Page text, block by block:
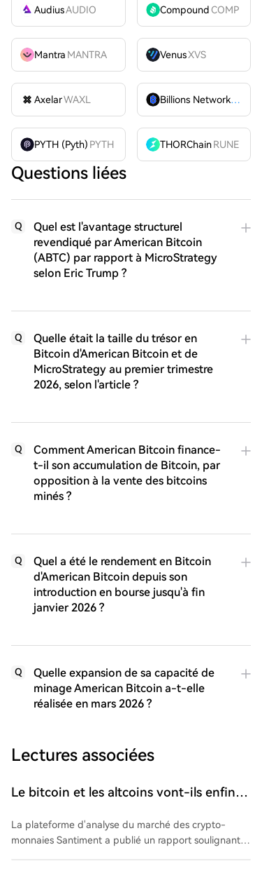
AudiusAUDIO CompoundCOMP
Mantra MANTRA VenusXVS
AxelarWAXL Billions Network
BILL
PYTH (Pyth) PYTH THORChain RUNE
Questions liées
Q
Quel est l'avantage structurel
revendiqué par American Bitcoin
(ABTC) par rapport à MicroStrategy
selon Eric Trump ?
Q
Quelle était la taille du trésor en
Bitcoin d'American Bitcoin et de
MicroStrategy au premier trimestre
2026, selon l'article ?
Q
Comment American Bitcoin finance-
t-il son accumulation de Bitcoin, par
opposition à la vente des bitcoins
minés ?
Q
Quel a été le rendement en Bitcoin
d'American Bitcoin depuis son
introduction en bourse jusqu'à fin
janvier 2026 ?
Q
Quelle expansion de sa capacité de
minage American Bitcoin a-t-elle
réalisée en mars 2026 ?
Lectures associées
Le bitcoin et les altcoins vont-ils enfin
ruinés, les grandes baleines accumulent
des fonds !
La plateforme d'analyse du marché des crypto-
monnaies Santiment a publié un rapport soulignant la